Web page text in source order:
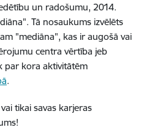
un radošumu, 2014.
Tā nosaukums izvēlēts
"mediāna", kas ir augošā vai
centra vērtība jeb
par kora aktivitātēm
.
tikai savas karjeras